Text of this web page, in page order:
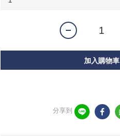
加入購物車
分享到